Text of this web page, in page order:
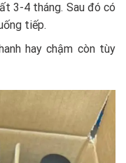
3-4 tháng. Sau đó có
tiếp.
hay chậm còn tùy